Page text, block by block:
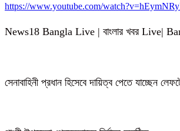
https://www.youtube.com/
News18 Bangla Live | বাংলার খবর Live|
সেনাবাহিনী প্রধান হিসেবে দায়িত্ব পেতে যাচ্ছেন